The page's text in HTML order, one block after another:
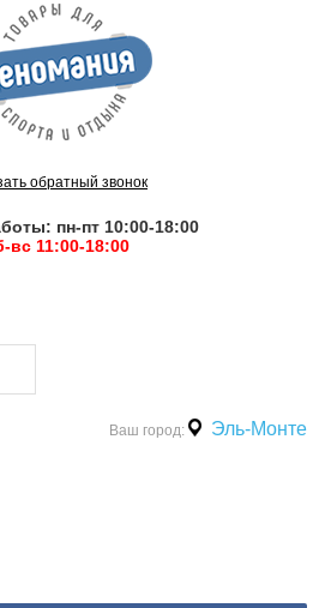
обратный звонок
пн-пт 10:00-18:00
вс 11:00-18:00
Ваш город: Эль-Монте